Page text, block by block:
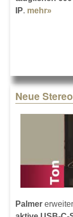
IP. mehr»
Neue
Palmer